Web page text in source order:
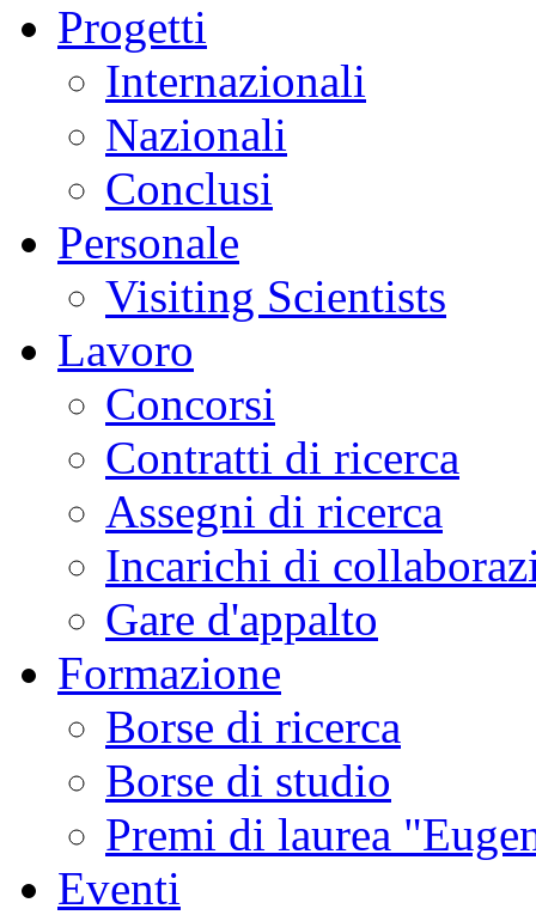
Progetti
Internazionali
Nazionali
Conclusi
Personale
Visiting Scientists
Lavoro
Concorsi
Contratti di ricerca
Assegni di ricerca
Incarichi di
Gare d'appalto
Formazione
Borse di ricerca
Borse di studio
Premi di laurea
Eventi